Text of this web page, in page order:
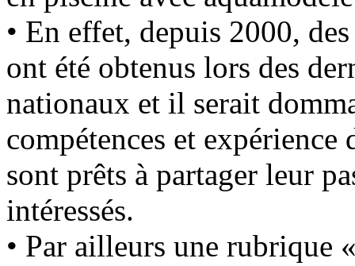
• En effet, depuis 2000,
ont été obtenus lors des
nationaux et il serait
compétences et expérience
sont prêts à partager leur
intéressés.
• Par ailleurs une rubrique